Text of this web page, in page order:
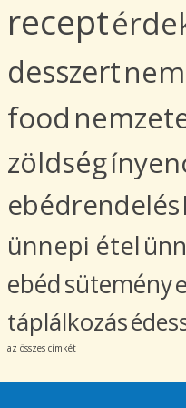
recept
desszert
food
zöldség
ebédrendelés
ünnepi étel
ebédsütemény
táplálkozás
az összes címkét